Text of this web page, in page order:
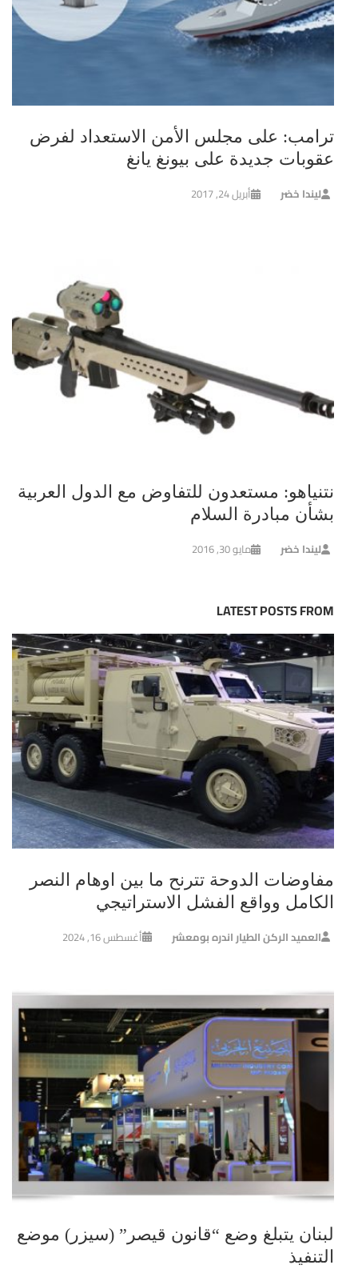
ترامب: على مجلس الأمن الاستعداد لفرض
عقوبات جديدة على بيونغ يانغ
ليندا خضر أبريل 24, 2017
نتنياهو: مستعدون للتفاوض مع الدول العربية
بشأن مبادرة السلام
ليندا خضر مايو 30, 2016
LATEST POSTS FROM
مفاوضات الدوحة تترنح ما بين اوهام النصر
الكامل وواقع الفشل الاستراتيجي
العميد الركن الطيار اندره بومعشر أغسطس 16, 2024
لبنان يتبلغ وضع “قانون قيصر” (سيزر) موضع
التنفيذ